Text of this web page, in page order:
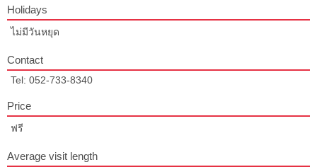
Holidays
ไม่มีวันหยุด
Contact
Tel: 052-733-8340
Price
ฟรี
Average visit length